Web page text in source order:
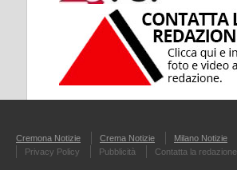
Cremona Notizie Crema Notizie Milano Notizie
Privacy Policy
Pubblicità Contatta la redazione